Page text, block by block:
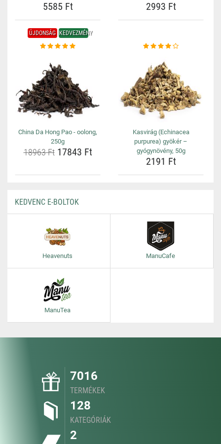
5585 Ft 2993 Ft
ÚJDONSÁG KEDVEZMÉNY
China Da Hong Pao - oolong,
250g
18963 Ft17843 Ft
Kasvirág (Echinacea
purpurea) gyökér –
gyógynövény, 50g
2191 Ft
KEDVENC E-BOLTOK
Heavenuts ManuCafe
ManuTea
7016
TERMÉKEK
128
KATEGÓRIÁK
2